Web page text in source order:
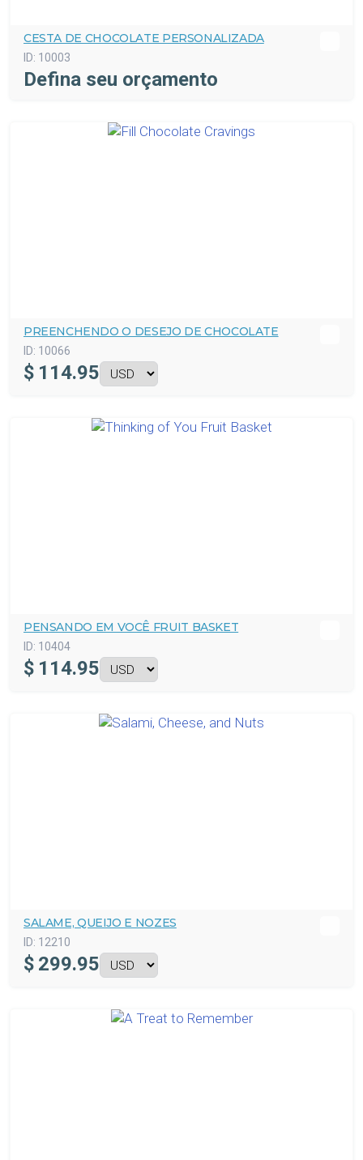
CESTA DE CHOCOLATE PERSONALIZADA
ID: 10003
Defina seu orçamento
PREENCHENDO O DESEJO DE CHOCOLATE
ID: 10066
$ 114.95
PENSANDO EM VOCÊ FRUIT BASKET
ID: 10404
$ 114.95
SALAME, QUEIJO E NOZES
ID: 12210
$ 299.95